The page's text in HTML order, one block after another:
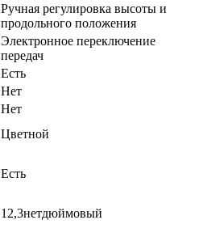
Ручная регулировка высоты и
продольного положения
Электронное переключение
передач
Есть
Нет
Нет
Цветной
Есть
12,3нетдюймовый